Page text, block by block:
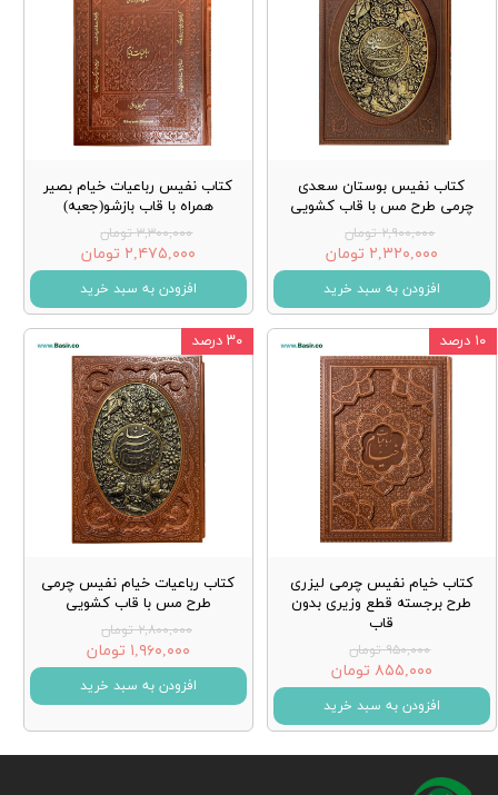
کتاب نفیس بوستان سعدی
چرمی طرح مس با قاب کشویی
۲,۹۰۰,۰۰۰ تومان
۲,۳۲۰,۰۰۰ تومان
افزودن به سبد خرید
کتاب نفیس رباعیات خیام بصیر
همراه با قاب بازشو(جعبه)
۳,۳۰۰,۰۰۰ تومان
۲,۴۷۵,۰۰۰ تومان
افزودن به سبد خرید
کتاب خیام نفیس چرمی لیزری
طرح برجسته قطع وزیری بدون
قاب
۹۵۰,۰۰۰ تومان
۸۵۵,۰۰۰ تومان
افزودن به سبد خرید
۱۰ درصد
کتاب رباعیات خیام نفیس چرمی
طرح مس با قاب کشویی
۲,۸۰۰,۰۰۰ تومان
۱,۹۶۰,۰۰۰ تومان
افزودن به سبد خرید
۳۰ درصد